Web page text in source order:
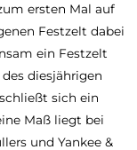
ersten Mal auf
Festzelt dabei
ein Festzelt
diesjährigen
sich ein
Maß liegt bei
und Yankee &